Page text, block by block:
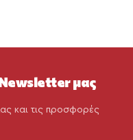
μας
και τις προσφορές